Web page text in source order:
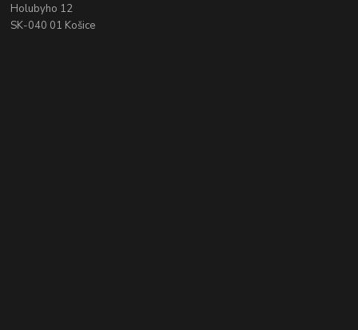
Holubyho 12
SK-040 01 Košice